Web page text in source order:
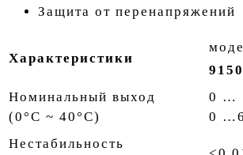
Защита от перенапряжений
Характеристики
9150
Номинальный выход
(0°C ~ 40°C)
0 …
0
Нестабильность